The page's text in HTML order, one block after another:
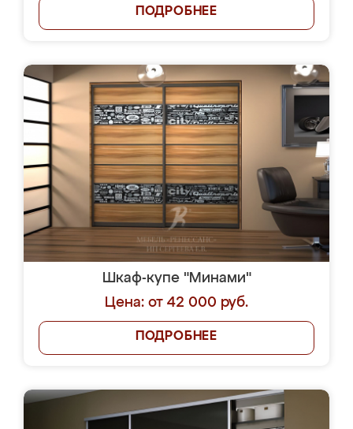
ПОДРОБНЕЕ
Шкаф-купе "Минами"
Цена: от 42 000 руб.
ПОДРОБНЕЕ